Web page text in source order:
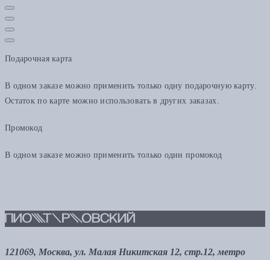
Подарочная карта
В одном заказе можно применить только одну подарочную карту.
Остаток по карте можно использовать в других заказах.
Промокод
В одном заказе можно применить только один промокод
121069, Москва, ул. Малая Никитская 12, стр.12, метро